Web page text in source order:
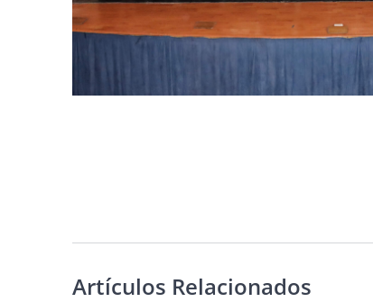
Artículos Relacionados